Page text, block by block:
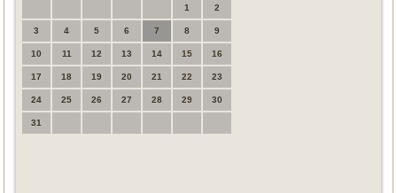
1 2
3 4 5 6 7 8 9
10 11 12 13 14 15 16
17 18 19 20 21 22 23
24 25 26 27 28 29 30
31